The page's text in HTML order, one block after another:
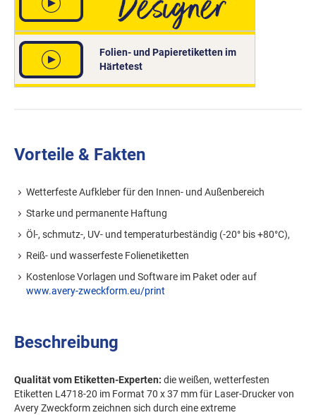
Folien- und Papieretiketten im
Härtetest
Vorteile & Fakten
Wetterfeste Aufkleber für den Innen- und Außenbereich
Starke und permanente Haftung
Öl-, schmutz-, UV- und temperaturbeständig (-20° bis +80°C),
Reiß- und wasserfeste Folienetiketten
Kostenlose Vorlagen und Software im Paket oder auf
www.avery-zweckform.eu/print
Beschreibung
Qualität vom Etiketten-Experten: die weißen, wetterfesten
Etiketten L4718-20 im Format 70 x 37 mm für Laser-Drucker von
Avery Zweckform zeichnen sich durch eine extreme